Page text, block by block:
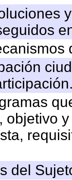
objetivo
del